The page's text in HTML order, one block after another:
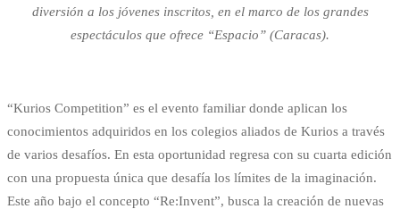
diversión a los jóvenes inscritos, en el marco de los grandes
espectáculos que ofrece “Espacio” (Caracas).
“Kurios Competition” es el evento familiar donde aplican los
conocimientos adquiridos en los colegios aliados de Kurios a través
de varios desafíos. En esta oportunidad regresa con su cuarta edición
con una propuesta única que desafía los límites de la imaginación.
Este año bajo el concepto “Re:Invent”, busca la creación de nuevas